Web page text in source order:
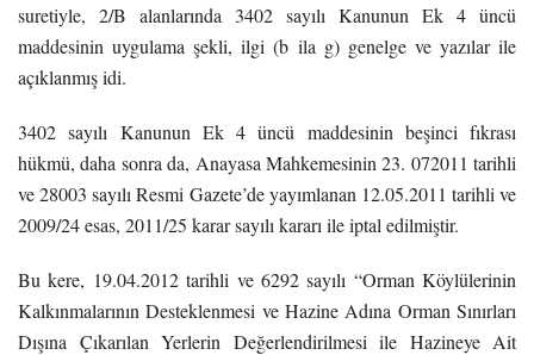
suretiyle, 2/B alanlarında 3402 sayılı Kanunun Ek 4 üncü
maddesinin uygulama şekli, ilgi (b ila g) genelge ve yazılar ile
açıklanmış idi.
3402 sayılı Kanunun Ek 4 üncü maddesinin beşinci fıkrası
hükmü, daha sonra da, Anayasa Mahkemesinin 23. 072011 tarihli
ve 28003 sayılı Resmi Gazete’de yayımlanan 12.05.2011 tarihli ve
2009/24 esas, 2011/25 karar sayılı kararı ile iptal edilmiştir.
Bu kere, 19.04.2012 tarihli ve 6292 sayılı “Orman Köylülerinin
Kalkınmalarının Desteklenmesi ve Hazine Adına Orman Sınırları
Dışına Çıkarılan Yerlerin Değerlendirilmesi ile Hazineye Ait